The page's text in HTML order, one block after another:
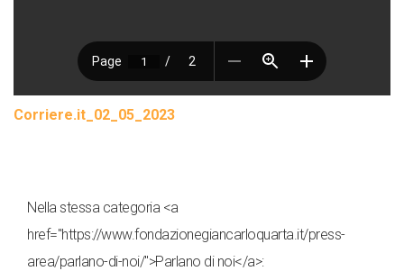
Corriere.it_02_05_2023
Nella stessa categoria <a
href="https://www.fondazionegiancarloquarta.it/press-
area/parlano-di-noi/">Parlano di noi</a>: